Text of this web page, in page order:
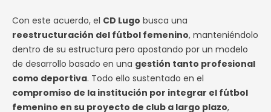
Con este acuerdo, el CD Lugo busca una
reestructuración del fútbol femenino, manteniéndolo
dentro de su estructura pero apostando por un modelo
de desarrollo basado en una gestión tanto profesional
como deportiva. Todo ello sustentado en el
compromiso de la institución por integrar el fútbol
femenino en su proyecto de club a largo plazo,